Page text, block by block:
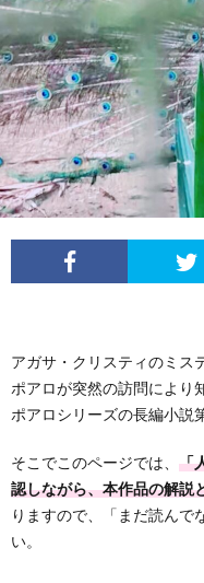
アガサ・クリスティのミス
ポアロが突然の訪問により
ポアロシリーズの長編小説
そこでこのページでは、 「
認しながら、本作品の解説
りますので、「まだ読んで
い。